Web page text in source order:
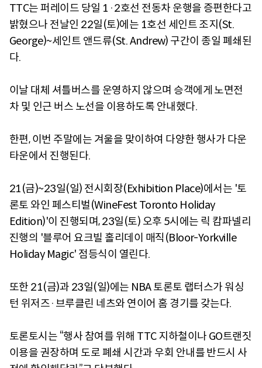
TTC는 퍼레이드 당일 1·2호선 전동차 운행을 증편한다고
밝혔으나 전날인 22일(토)에는 1호선 세인트 조지(St.
George)~세인트 앤드류(St. Andrew) 구간이 종일 폐쇄된
다.
이날 대체 셔틀버스를 운영하지 않으며 승객에게 노면전
차 및 인근 버스 노선을 이용하도록 안내했다.
한편, 이번 주말에는 겨울을 맞이하여 다양한 행사가 다운
타운에서 진행된다.
21(금)~23일(일) 전시회장(Exhibition Place)에서는 '토
론토 와인 페스티벌(WineFest Toronto Holiday
Edition)'이 진행되며, 23일(토) 오후 5시에는 릭 캄파넬리
진행의 '블루어 요크빌 홀리데이 매직(Bloor-Yorkville
Holiday Magic' 점등식이 열린다.
또한 21(금)과 23일(일)에는 NBA 토론토 랩터스가 워싱
턴 위저즈·브루클린 네츠와 연이어 홈 경기를 갖는다.
토론토시는 “행사 참여를 위해 TTC 지하철이나 GO트랜짓
이용을 권장하며 도로 폐쇄 시간과 우회 안내를 반드시 사